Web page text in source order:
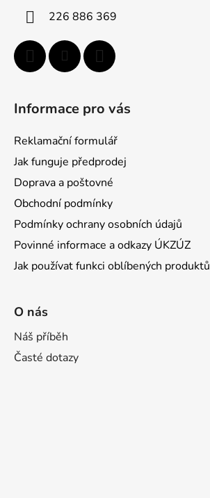
226 886 369
Informace pro vás
Reklamační formulář
Jak funguje předprodej
Doprava a poštovné
Obchodní podmínky
Podmínky ochrany osobních údajů
Povinné informace a odkazy ÚKZÚZ
Jak používat funkci oblíbených produktů
O nás
Náš příběh
Časté dotazy